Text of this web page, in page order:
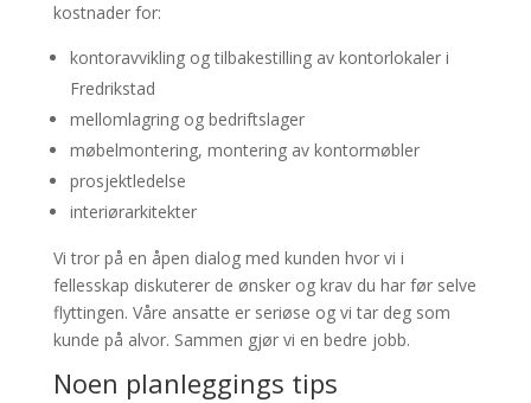
kostnader for:
kontoravvikling og tilbakestilling av kontorlokaler i
Fredrikstad
mellomlagring og bedriftslager
møbelmontering, montering av kontormøbler
prosjektledelse
interiørarkitekter
Vi tror på en åpen dialog med kunden hvor vi i
fellesskap diskuterer de ønsker og krav du har før selve
flyttingen. Våre ansatte er seriøse og vi tar deg som
kunde på alvor. Sammen gjør vi en bedre jobb.
Noen planleggings tips